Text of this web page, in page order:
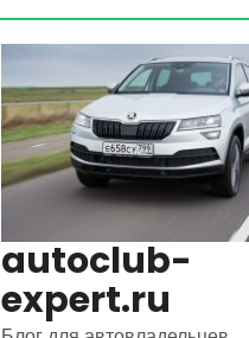
autoclub-
expert.ru